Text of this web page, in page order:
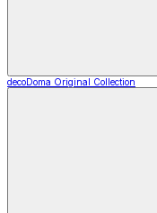
decoDoma Original Collection